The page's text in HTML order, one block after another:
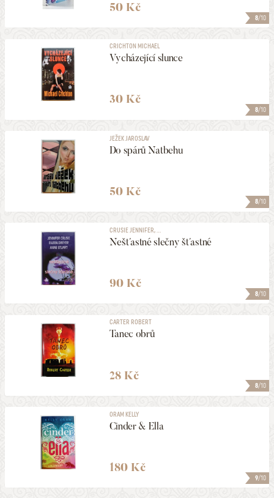
8/10
50 Kč
8/10
CRICHTON MICHAEL
Vycházející slunce
30 Kč
8/10
JEŽEK JAROSLAV
Do spárů Natbehu
50 Kč
8/10
CRUSIE JENNIFER, ...
Nešťastné slečny šťastné
90 Kč
8/10
CARTER ROBERT
Tanec obrů
28 Kč
9/10
ORAM KELLY
Cinder & Ella
180 Kč